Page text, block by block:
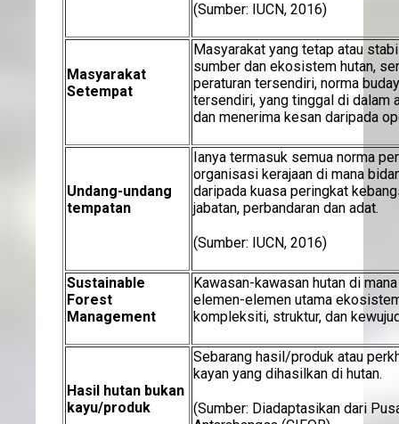
(Sumber: IUCN, 2016)
Masyarakat
Setempat
Masyarakat yang tetap atau
sumber dan ekosistem hutan,
peraturan tersendiri, norma
tersendiri, yang tinggal di dalam
dan menerima kesan daripada
Undang-undang
tempatan
Ianya termasuk semua norma
organisasi kerajaan di mana
daripada kuasa peringkat
jabatan, perbandaran dan adat.
(Sumber: IUCN, 2016)
Sustainable
Forest
Management
Kawasan-kawasan hutan di
elemen-elemen utama
kompleksiti, struktur, dan
Hasil hutan bukan
kayu/produk
Sebarang hasil/produk atau
kayan yang dihasilkan di hutan.
(Sumber: Diadaptasikan dari